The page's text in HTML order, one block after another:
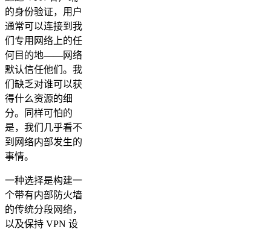
的身份验证，用户
通常可以连接到我
们专用网络上的任
何目的地——网络
默认信任他们。我
们缺乏对谁可以获
得什么资源的细
分。同样可怕的
是，我们几乎看不
到网络内部发生的
事情。
一种选择是构建一
个带有内部防火墙
的传统分段网络，
以及保持 VPN 设